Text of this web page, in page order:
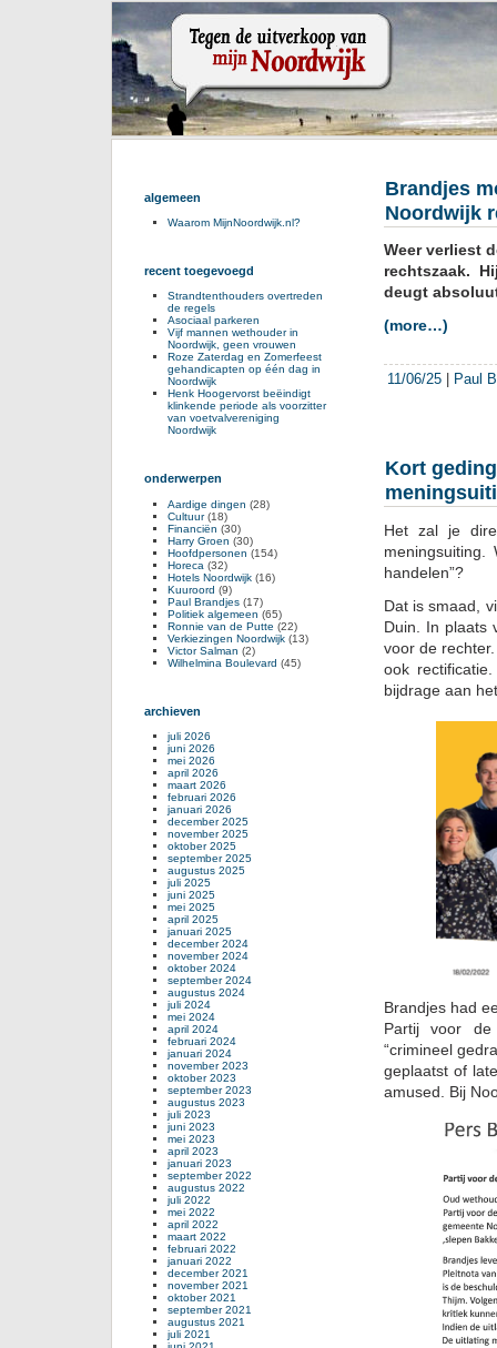
Brandjes
Noordwijk
Weer verliest
rechtszaak.
deugt
(more…)
11/06/25 Paul
Kort
Het zal je
meningsuiting.
handelen”?
Dat is smaad,
Duin. In plaats
voor de
ook
bijdrage aan
Brandjes had
Partij voor
“crimineel
geplaatst of
amused. Bij
algemeen
Waarom MijnNoordwijk.nl?
recent toegevoegd
Strandtenthouders overtreden
de regels
Asociaal parkeren
Vijf mannen wethouder in
Noordwijk, geen vrouwen
Roze Zaterdag en Zomerfeest
gehandicapten op één dag in
Noordwijk
Henk Hoogervorst beëindigt
klinkende periode als voorzitter
van voetvalvereniging
Noordwijk
onderwerpen
Aardige dingen (28)
Cultuur(18)
Financiën (30)
Harry Groen (30)
Hoofdpersonen (154)
Horeca (32)
Hotels Noordwijk (16)
Kuuroord (9)
Paul Brandjes (17)
Politiek algemeen (65)
Ronnie van de Putte (22)
Verkiezingen Noordwijk (13)
Victor Salman (2)
Wilhelmina Boulevard (45)
archieven
juli 2026
juni 2026
mei 2026
april 2026
maart 2026
februari 2026
januari 2026
december 2025
november 2025
oktober 2025
september 2025
augustus 2025
juli 2025
juni 2025
mei 2025
april 2025
januari 2025
december 2024
november 2024
oktober 2024
september 2024
augustus 2024
juli 2024
mei 2024
april 2024
februari 2024
januari 2024
november 2023
oktober 2023
september 2023
augustus 2023
juli 2023
juni 2023
mei 2023
april 2023
januari 2023
september 2022
augustus 2022
juli 2022
mei 2022
april 2022
maart 2022
februari 2022
januari 2022
december 2021
november 2021
oktober 2021
september 2021
augustus 2021
juli 2021